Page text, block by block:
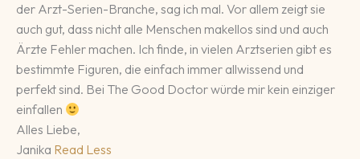
der Arzt-Serien-Branche, sag ich mal. Vor allem zeigt sie
auch gut, dass nicht alle Menschen makellos sind und auch
Ärzte Fehler machen. Ich finde, in vielen Arztserien gibt es
bestimmte Figuren, die einfach immer allwissend und
perfekt sind. Bei The Good Doctor würde mir kein einziger
einfallen
Alles Liebe,
Janika Read Less